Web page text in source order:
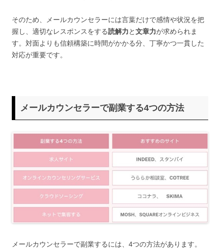
そのため、メールカウンセラーには言葉だけで感情や状況を把
握し、適切なレスポンスをする読解力と文章力が求められま
す。対面よりも信頼構築に時間がかかる分、丁寧かつ一貫した
対応が重要です。
メールカウンセラーで副業する4つの方法
メールカウンセラーで副業するには、4つの方法があります。